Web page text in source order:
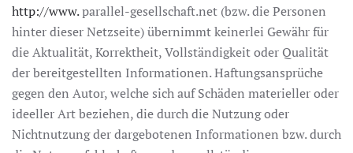
http://www.parallel-gesellschaft.net (bzw. die Personen
hinter dieser Netzseite) übernimmt keinerlei Gewähr für
die Aktualität, Korrektheit, Vollständigkeit oder Qualität
der bereitgestellten Informationen. Haftungsansprüche
gegen den Autor, welche sich auf Schäden materieller oder
ideeller Art beziehen, die durch die Nutzung oder
Nichtnutzung der dargebotenen Informationen bzw. durch